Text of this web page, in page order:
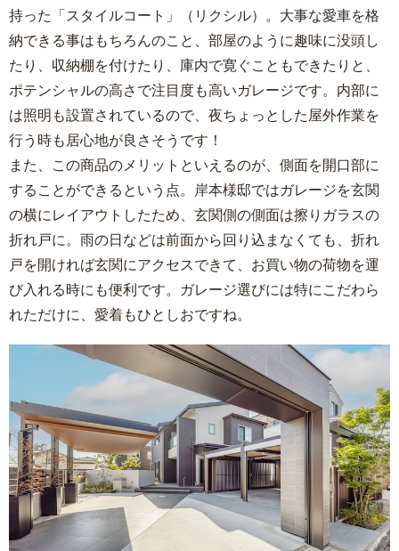
持った「スタイルコート」（リクシル）。大事な愛車を格
納できる事はもちろんのこと、部屋のように趣味に没頭し
たり、収納棚を付けたり、庫内で寛ぐこともできたりと、
ポテンシャルの高さで注目度も高いガレージです。内部に
は照明も設置されているので、夜ちょっとした屋外作業を
行う時も居心地が良さそうです！
また、この商品のメリットといえるのが、側面を開口部に
することができるという点。岸本様邸ではガレージを玄関
の横にレイアウトしたため、玄関側の側面は擦りガラスの
折れ戸に。雨の日などは前面から回り込まなくても、折れ
戸を開ければ玄関にアクセスできて、お買い物の荷物を運
び入れる時にも便利です。ガレージ選びには特にこだわら
れただけに、愛着もひとしおですね。